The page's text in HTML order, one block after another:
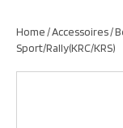
Home /Accessoires/
Sport/Rally(KRC/KRS)